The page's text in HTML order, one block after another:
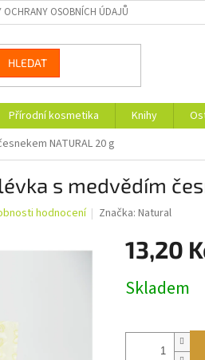
OCHRANY OSOBNÍCH ÚDAJŮ
HLEDAT
Přírodní kosmetika Knihy
NATURAL 20 g
s medvědím
hodnocení Značka:Natural
13,20
cena:
Skladem